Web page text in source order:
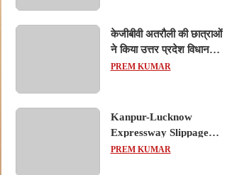
Expressway Issues
केजीबीवी अतरौली की छात्राओं
ने किया उत्तर प्रदेश विधानसभा
का शैक्षिक भ्रमण, लोकतांत्रिक
PREM KUMAR
Kanpur-Lucknow
Expressway Slippage
Action: कानपुर-लखनऊ
PREM KUMAR